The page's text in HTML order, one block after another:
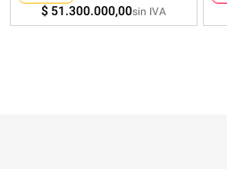
$ 51.300.000,00sin IVA